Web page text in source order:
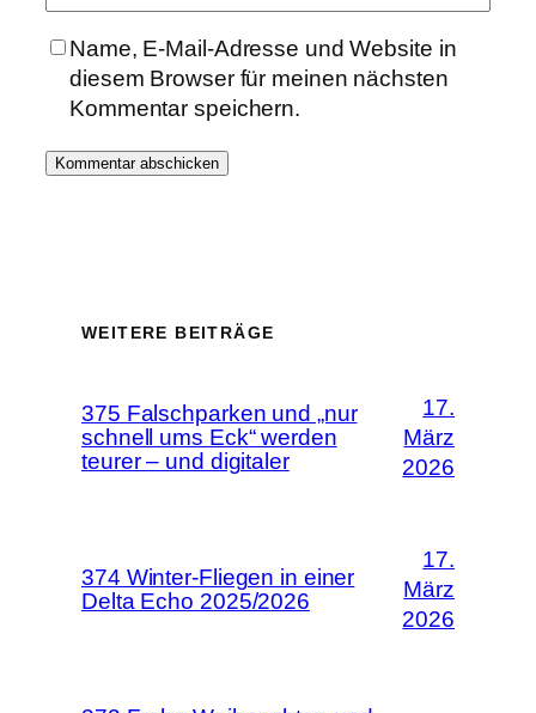
Name, E-Mail-Adresse und Website in
diesem Browser für meinen nächsten
Kommentar speichern.
WEITERE BEITRÄGE
375 Falschparken und „nur
schnell ums Eck“ werden
teurer – und digitaler
17.
März
2026
374 Winter-Fliegen in einer
Delta Echo 2025/2026
17.
März
2026